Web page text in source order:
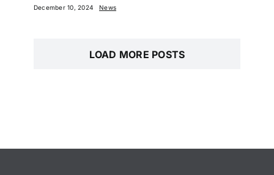
December 10, 2024 News
LOAD MORE POSTS